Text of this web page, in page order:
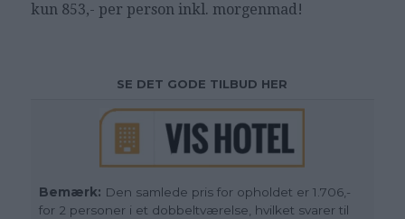
kun 853,- per person inkl. morgenmad!
SE DET GODE TILBUD HER
Bemærk: Den samlede pris for opholdet er 1.706,-
for 2 personer i et dobbeltværelse, hvilket svarer til